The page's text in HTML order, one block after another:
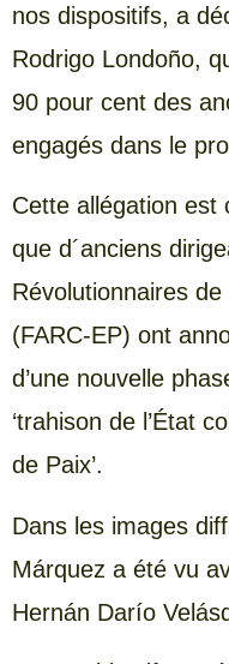
nos dispositifs, a
Rodrigo Londoño,
90 pour cent des
engagés dans le
Cette allégation est
que d´anciens
Révolutionnaires
(FARC-EP) ont
d’une nouvelle
‘trahison de l’État
de Paix’.
Dans les images
Márquez a été vu
Hernán Darío